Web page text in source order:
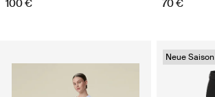
100 € 70 €
Neue Saison